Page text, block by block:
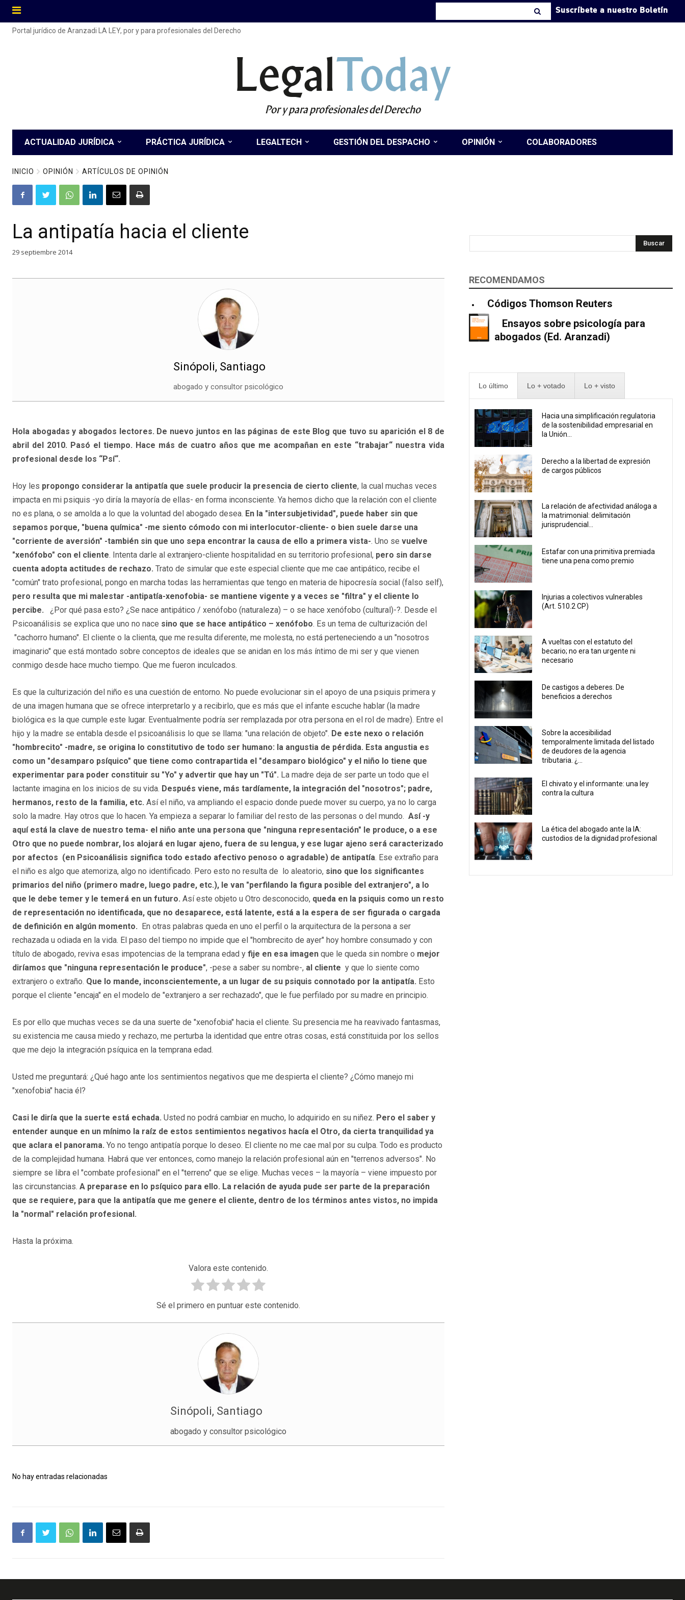
Suscríbete a nuestro Boletín
Portal jurídico de Aranzadi LA LEY, por y para profesionales del Derecho
LegalToday
Por y para profesionales del Derecho
ACTUALIDAD JURÍDICA PRÁCTICA JURÍDICA LEGALTECH GESTIÓN DEL DESPACHO OPINIÓN COLABORADORES
INICIO OPINIÓN ARTÍCULOS DE OPINIÓN
La antipatía hacia el cliente
29 septiembre 2014
Sinópoli, Santiago
abogado y consultor psicológico
Hola abogadas y abogados lectores. De nuevo juntos en las páginas de este Blog que tuvo su aparición el 8 de
abril del 2010. Pasó el tiempo. Hace más de cuatro años que me acompañan en este “trabajar“ nuestra vida
profesional desde los “Psí“.
Hoy les propongo considerar la antipatía que suele producir la presencia de cierto cliente, la cual muchas veces
impacta en mi psiquis -yo diría la mayoría de ellas- en forma inconsciente. Ya hemos dicho que la relación con el cliente
no es plana, o se amolda a lo que la voluntad del abogado desea. En la "intersubjetividad", puede haber sin que
sepamos porque, "buena química" -me siento cómodo con mi interlocutor-cliente- o bien suele darse una
"corriente de aversión" -también sin que uno sepa encontrar la causa de ello a primera vista-. Uno se vuelve
"xenófobo" con el cliente. Intenta darle al extranjero-cliente hospitalidad en su territorio profesional, pero sin darse
cuenta adopta actitudes de rechazo. Trato de simular que este especial cliente que me cae antipático, recibe el
"común" trato profesional, pongo en marcha todas las herramientas que tengo en materia de hipocresía social (falso self),
pero resulta que mi malestar -antipatía-xenofobia- se mantiene vigente y a veces se "filtra" y el cliente lo
percibe.
¿Por qué pasa esto? ¿Se nace antipático / xenófobo (naturaleza) – o se hace xenófobo (cultural)-?. Desde el
Psicoanálisis se explica que uno no nace sino que se hace antipático – xenófobo. Es un tema de culturización del
"cachorro humano". El cliente o la clienta, que me resulta diferente, me molesta, no está perteneciendo a un "nosotros
imaginario" que está montado sobre conceptos de ideales que se anidan en los más íntimo de mi ser y que vienen
conmigo desde hace mucho tiempo. Que me fueron inculcados.
Es que la culturización del niño es una cuestión de entorno. No puede evolucionar sin el apoyo de una psiquis primera y
de una imagen humana que se ofrece interpretarlo y a recibirlo, que es más que el infante escuche hablar (la madre
biológica es la que cumple este lugar. Eventualmente podría ser remplazada por otra persona en el rol de madre). Entre el
hijo y la madre se entabla desde el psicoanálisis lo que se llama: "una relación de objeto". De este nexo o relación
"hombrecito" -madre, se origina lo constitutivo de todo ser humano: la angustia de pérdida. Esta angustia es
como un "desamparo psíquico" que tiene como contrapartida el "desamparo biológico" y el niño lo tiene que
experimentar para poder constituir su "Yo" y advertir que hay un "Tú". La madre deja de ser parte un todo que el
lactante imagina en los inicios de su vida. Después viene, más tardíamente, la integración del "nosotros"; padre,
hermanos, resto de la familia, etc. Así el niño, va ampliando el espacio donde puede mover su cuerpo, ya no lo carga
solo la madre. Hay otros que lo hacen. Ya empieza a separar lo familiar del resto de las personas o del mundo. Así -y
aquí está la clave de nuestro tema- el niño ante una persona que "ninguna representación" le produce, o a ese
Otro que no puede nombrar, los alojará en lugar ajeno, fuera de su lengua, y ese lugar ajeno será caracterizado
por afectos (en Psicoanálisis significa todo estado afectivo penoso o agradable) de antipatía. Ese extraño para
el niño es algo que atemoriza, algo no identificado. Pero esto no resulta de lo aleatorio, sino que los significantes
primarios del niño (primero madre, luego padre, etc.), le van "perfilando la figura posible del extranjero", a lo
que le debe temer y le temerá en un futuro. Así este objeto u Otro desconocido, queda en la psiquis como un resto
de representación no identificada, que no desaparece, está latente, está a la espera de ser figurada o cargada
de definición en algún momento. En otras palabras queda en uno el perfil o la arquitectura de la persona a ser
rechazada u odiada en la vida. El paso del tiempo no impide que el "hombrecito de ayer" hoy hombre consumado y con
título de abogado, reviva esas impotencias de la temprana edad y fije en esa imagen que le queda sin nombre o mejor
diríamos que "ninguna representación le produce", -pese a saber su nombre-, al cliente y que lo siente como
extranjero o extraño. Que lo mande, inconscientemente, a un lugar de su psiquis connotado por la antipatía. Esto
porque el cliente "encaja" en el modelo de "extranjero a ser rechazado", que le fue perfilado por su madre en principio.
Es por ello que muchas veces se da una suerte de "xenofobia" hacia el cliente. Su presencia me ha reavivado fantasmas,
su existencia me causa miedo y rechazo, me perturba la identidad que entre otras cosas, está constituida por los sellos
que me dejo la integración psíquica en la temprana edad.
Usted me preguntará: ¿Qué hago ante los sentimientos negativos que me despierta el cliente? ¿Cómo manejo mi
"xenofobia" hacia él?
Casi le diría que la suerte está echada. Usted no podrá cambiar en mucho, lo adquirido en su niñez. Pero el saber y
entender aunque en un mínimo la raíz de estos sentimientos negativos hacía el Otro, da cierta tranquilidad ya
que aclara el panorama. Yo no tengo antipatía porque lo deseo. El cliente no me cae mal por su culpa. Todo es producto
de la complejidad humana. Habrá que ver entonces, como manejo la relación profesional aún en "terrenos adversos". No
siempre se libra el "combate profesional" en el "terreno" que se elige. Muchas veces – la mayoría – viene impuesto por
las circunstancias. A preparase en lo psíquico para ello. La relación de ayuda pude ser parte de la preparación
que se requiere, para que la antipatía que me genere el cliente, dentro de los términos antes vistos, no impida
la "normal" relación profesional.
Hasta la próxima.
Valora este contenido.
Sé el primero en puntuar este contenido.
Sinópoli, Santiago
abogado y consultor psicológico
No hay entradas relacionadas
Buscar
RECOMENDAMOS
Códigos Thomson Reuters
Ensayos sobre psicología para
abogados (Ed. Aranzadi)
Lo último Lo + votado Lo + visto
Hacia una simplificación regulatoria
de la sostenibilidad empresarial en
la Unión...
Derecho a la libertad de expresión
de cargos públicos
La relación de afectividad análoga a
la matrimonial: delimitación
jurisprudencial...
Estafar con una primitiva premiada
tiene una pena como premio
Injurias a colectivos vulnerables
(Art. 510.2 CP)
A vueltas con el estatuto del
becario; no era tan urgente ni
necesario
De castigos a deberes. De
beneficios a derechos
Sobre la accesibilidad
temporalmente limitada del listado
de deudores de la agencia
tributaria. ¿...
El chivato y el informante: una ley
contra la cultura
La ética del abogado ante la IA:
custodios de la dignidad profesional